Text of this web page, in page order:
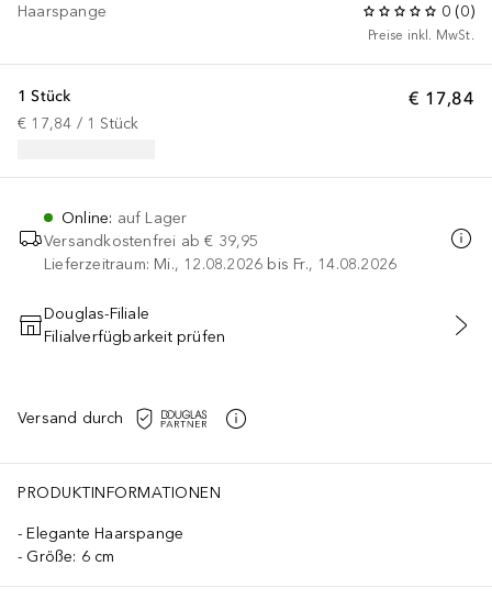
Haarspange 0 (0)
Preise inkl. MwSt.
€ 17,84
1 Stück
€ 17,84 / 1 Stück
Online: auf Lager
Versandkostenfrei ab € 39,95
Lieferzeitraum: Mi., 12.08.2026 bis Fr., 14.08.2026
IN DEN WARENKORB
Douglas-Filiale
Filialverfügbarkeit prüfen
Versand durch
PRODUKTINFORMATIONEN
Elegante Haarspange
Größe: 6 cm